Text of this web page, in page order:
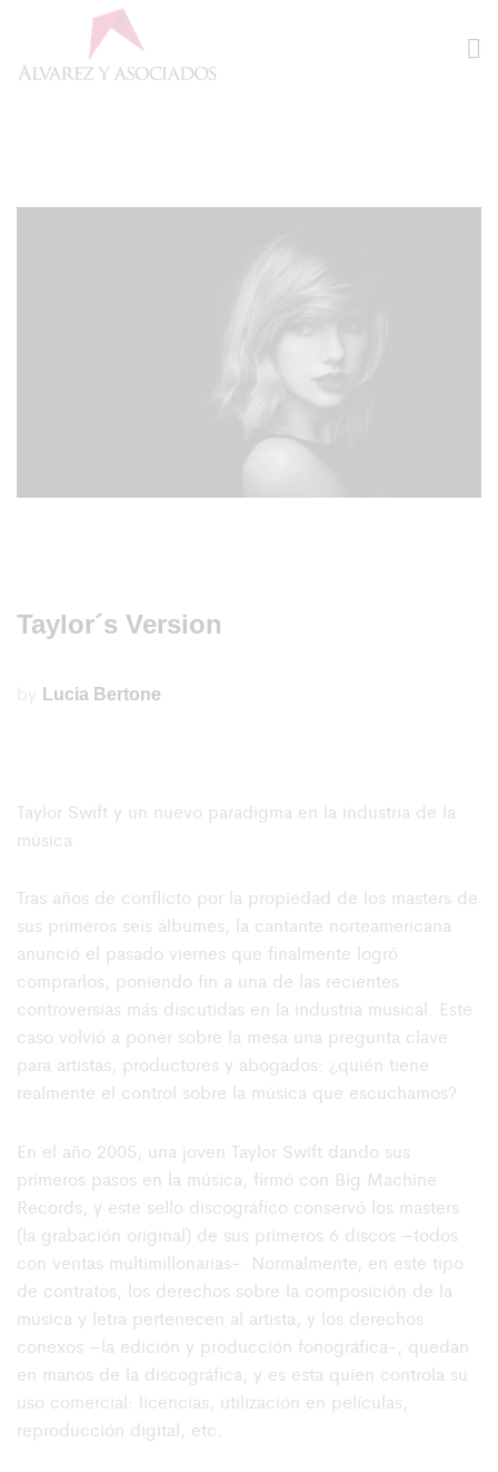
Taylor´s Version
Lucia Bertone
Taylor Swift y un nuevo paradigma en la industria de la
música.
Tras años de conflicto por la propiedad de los masters de
sus primeros seis álbumes, la cantante norteamericana
anunció el pasado viernes que finalmente logró
comprarlos, poniendo fin a una de las recientes
controversias más discutidas en la industria musical. Este
caso volvió a poner sobre la mesa una pregunta clave
para artistas, productores y abogados: ¿quién tiene
realmente el control sobre la música que escuchamos?
En el año 2005, una joven Taylor Swift dando sus
primeros pasos en la música, firmó con Big Machine
Records, y este sello discográfico conservó los masters
(la grabación original) de sus primeros 6 discos –todos
con ventas multimillonarias-. Normalmente, en este tipo
de contratos, los derechos sobre la composición de la
música y letra pertenecen al artista, y los derechos
conexos –la edición y producción fonográfica-, quedan
en manos de la discográfica, y es esta quien controla su
uso comercial: licencias, utilización en películas,
reproducción digital, etc.